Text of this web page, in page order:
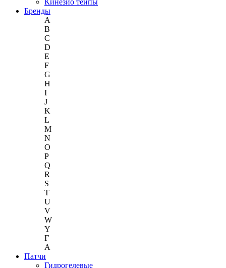
Бренды
A
B
C
D
E
F
G
H
I
J
K
L
M
N
O
P
Q
R
S
T
U
V
W
Y
Г
A
Патчи
Гидрогелевые